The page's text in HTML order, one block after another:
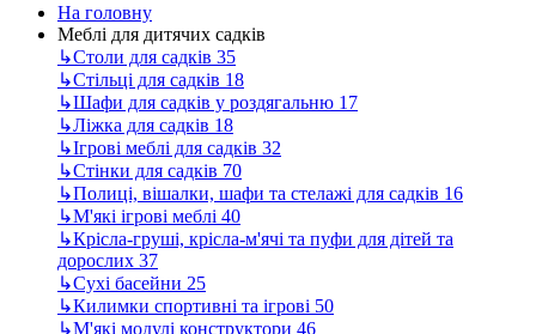
На головну
Меблі для дитячих садків
↳Столи для садків 35
↳Стільці для садків 18
↳Шафи для садків у роздягальню 17
↳Ліжка для садків 18
↳Ігрові меблі для садків 32
↳Стінки для садків 70
↳Полиці, вішалки, шафи та стелажі для садків 16
↳М'які ігрові меблі 40
↳Крісла-груші, крісла-м'ячі та пуфи для дітей та
дорослих 37
↳Сухі басейни 25
↳Килимки спортивні та ігрові 50
↳М'які модулі конструктори 46